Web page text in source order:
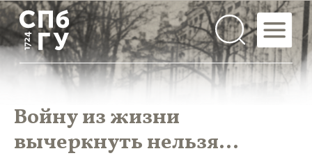
Войну из жизни
вычеркнуть нельзя…